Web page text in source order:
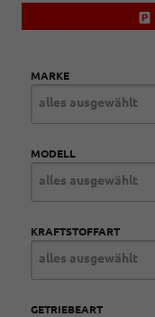
MARKE
alles ausgewählt
MODELL
alles ausgewählt
KRAFTSTOFFART
alles ausgewählt
GETRIEBEART